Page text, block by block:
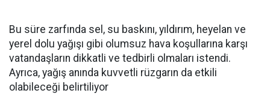
Bu süre zarfında sel, su baskını, yıldırım, heyelan ve
yerel dolu yağışı gibi olumsuz hava koşullarına karşı
vatandaşların dikkatli ve tedbirli olmaları istendi.
Ayrıca, yağış anında kuvvetli rüzgarın da etkili
olabileceği belirtiliyor